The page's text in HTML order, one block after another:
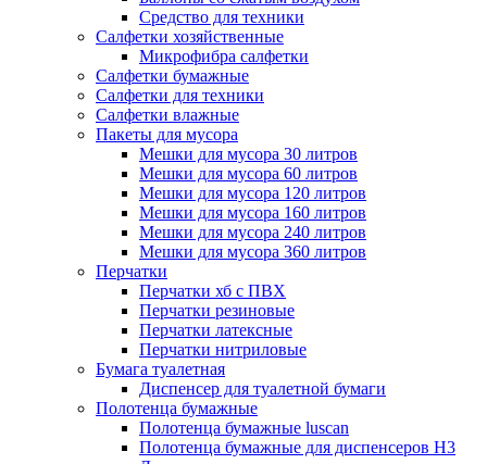
Средство для техники
Салфетки хозяйственные
Микрофибра салфетки
Салфетки бумажные
Салфетки для техники
Салфетки влажные
Пакеты для мусора
Мешки для мусора 30 литров
Мешки для мусора 60 литров
Мешки для мусора 120 литров
Мешки для мусора 160 литров
Мешки для мусора 240 литров
Мешки для мусора 360 литров
Перчатки
Перчатки хб с ПВХ
Перчатки резиновые
Перчатки латексные
Перчатки нитриловые
Бумага туалетная
Диспенсер для туалетной бумаги
Полотенца бумажные
Полотенца бумажные luscan
Полотенца бумажные для диспенсеров H3